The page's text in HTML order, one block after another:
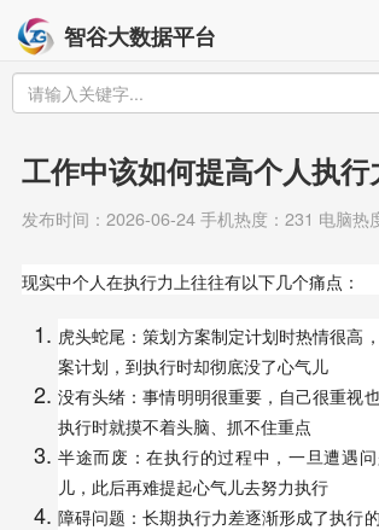
智谷大数据平台
工作中该如何提高个人执行
发布时间：2026-06-24 手机热度：231 电脑热
现实中个人在执行力上往往有以下几个痛点：
虎头蛇尾：策划方案制定计划时热情很高
案计划，到执行时却彻底没了心气儿
没有头绪：事情明明很重要，自己很重视
执行时就摸不着头脑、抓不住重点
半途而废：在执行的过程中，一旦遭遇
儿，此后再难提起心气儿去努力执行
障碍问题：长期执行力差逐渐形成了执行